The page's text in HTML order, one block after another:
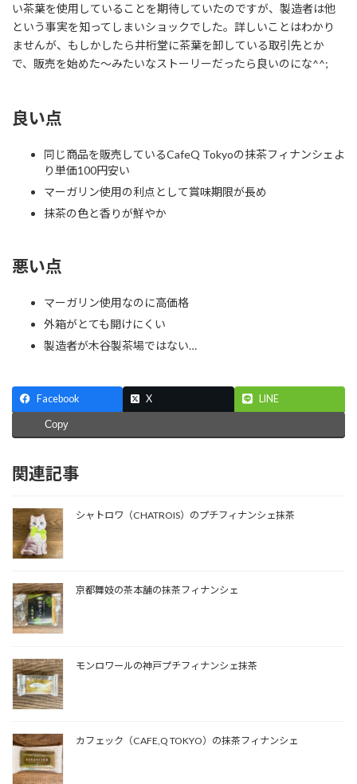
い茶葉を使用していることを期待していたのですが、製造者は他
という事実を知ってしまいショックでした。詳しいことはわかり
ませんが、もしかしたら井桁堂に茶葉を卸している取引先とか
で、販売を始めた〜みたいなストーリーだったら良いのにな^^;
良い点
同じ商品を販売しているCafeQ Tokyoの抹茶フィナンシェよ
り単価100円安い
マーガリン使用の利点として賞味期限が長め
抹茶の色と香りが鮮やか
悪い点
マーガリン使用なのに高価格
外箱がとても開けにくい
製造者が木谷製茶場ではない…
Facebook X LINE
Copy
関連記事
シャトロワ（CHATROIS）のプチフィナンシェ抹茶
京都舞妓の茶本舗の抹茶フィナンシェ
モンロワールの神戸プチフィナンシェ抹茶
カフェック（CAFE,Q TOKYO）の抹茶フィナンシェ